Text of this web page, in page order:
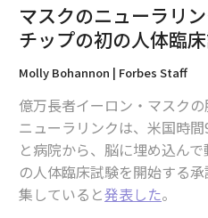
マスクのニューラリ
チップの初の人体臨
Molly Bohannon | Forbes Staff
億万長者イーロン・マスク
ニューラリンクは、米国時
と病院から、脳に埋め込ん
の人体臨床試験を開始する
集していると発表した。